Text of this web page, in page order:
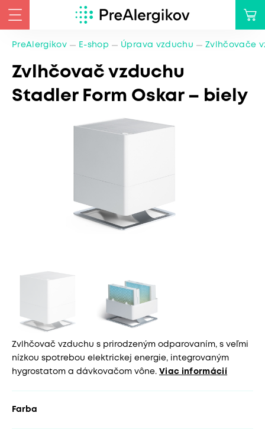
PreAlergikov E-shop Úprava vzduchu Zvlhčovače
Zvlhčovač vzduchu
Stadler Form Oskar – biely
Zvlhčovač vzduchu s prirodzeným odparovaním, s veľmi
nízkou spotrebou elektrickej energie, integrovaným
hygrostatom a dávkovačom vône. Viac informácií
Farba